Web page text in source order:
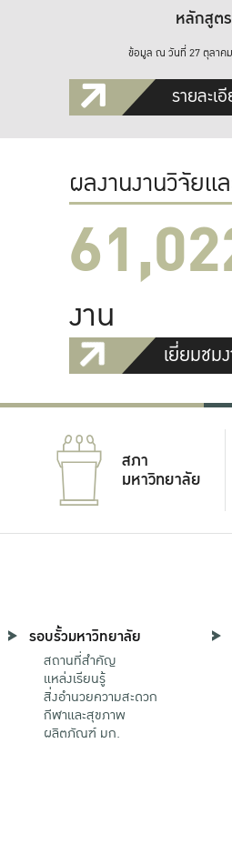
หลักสูตร
ข้อมูล ณ วันที่ 27 ตุลาค
รายละเ
ผลงานงานวิจัยแ
งาน
เยี่ยมชม
สภา
มหาวิทยาลัย
รอบรั้วมหาวิทยาลัย
สถานที่สำคัญ
แหล่งเรียนรู้
สิ่งอำนวยความสะดวก
กีฬาและสุขภาพ
ผลิตภัณฑ์ มก.